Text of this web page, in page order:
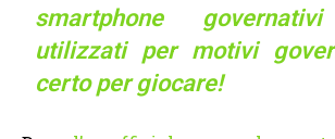
smartphone
utilizzati per motivi
certo per giocare!